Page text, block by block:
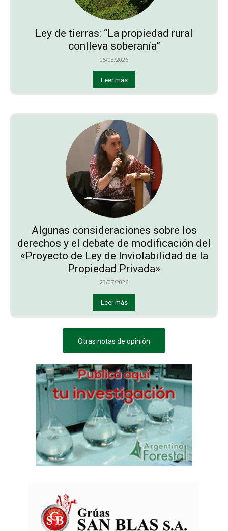
Ley de tierras: “La propiedad rural
conlleva soberanía”
05/08/2026
Leer más
Algunas consideraciones sobre los
derechos y el debate de modificación del
«Proyecto de Ley de Inviolabilidad de la
Propiedad Privada»
23/07/2026
Leer más
Otras notas de opinión